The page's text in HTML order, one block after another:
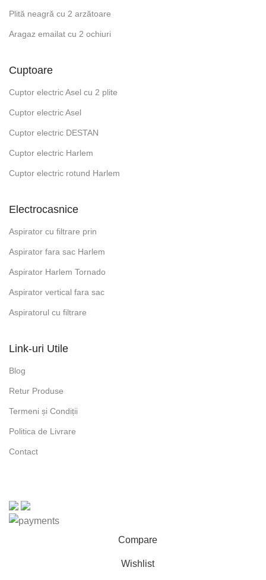
Plită neagră cu 2 arzătoare
Aragaz emailat cu 2 ochiuri
Cuptoare
Cuptor electric Asel cu 2 plite
Cuptor electric Asel
Cuptor electric DESTAN
Cuptor electric Harlem
Cuptor electric rotund Harlem
Electrocasnice
Aspirator cu filtrare prin
Aspirator fara sac Harlem
Aspirator Harlem Tornado
Aspirator vertical fara sac
Aspiratorul cu filtrare
Link-uri Utile
Blog
Retur Produse
Termeni și Condiții
Politica de Livrare
Contact
Compare
Wishlist